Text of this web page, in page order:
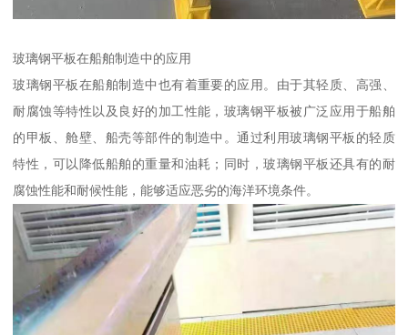
玻璃钢平板在船舶制造中的应用
玻璃钢平板在船舶制造中也有着重要的应用。由于其轻质、高强、
耐腐蚀等特性以及良好的加工性能，玻璃钢平板被广泛应用于船舶
的甲板、舱壁、船壳等部件的制造中。通过利用玻璃钢平板的轻质
特性，可以降低船舶的重量和油耗；同时，玻璃钢平板还具有的耐
腐蚀性能和耐候性能，能够适应恶劣的海洋环境条件。